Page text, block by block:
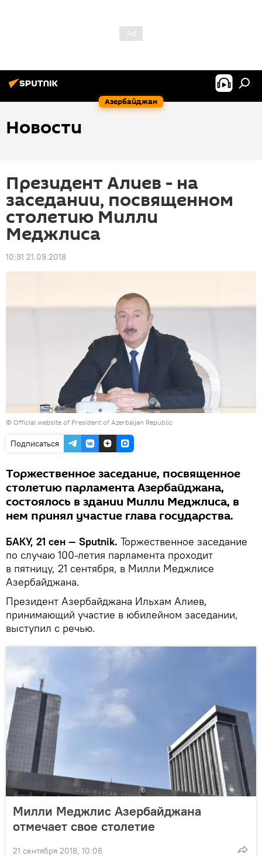
Азербайджан
Новости
Президент Алиев - на
заседании, посвященном
столетию Милли
Меджлиса
10:31 21.09.2018
© Official website of President of Azerbaijan Republic
Подписаться
Торжественное заседание, посвященное
столетию парламента Азербайджана,
состоялось в здании Милли Меджлиса, в
нем принял участие глава государства.
БАКУ, 21 сен — Sputnik. Торжественное заседание
по случаю 100-летия парламента проходит
в пятницу, 21 сентября, в Милли Меджлисе
Азербайджана.
Президент Азербайджана Ильхам Алиев,
принимающий участие в юбилейном заседании,
выступил с речью.
Милли Меджлис Азербайджана
отмечает свое столетие
21 сентября 2018, 10:06